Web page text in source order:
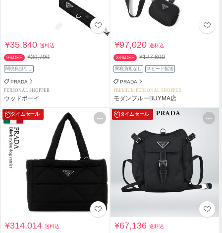
¥35,840送料込
9%OFF ¥39,790
関税負担なし
PRADA
PERSONAL SHOPPER
ウッドボーイ
¥97,020送料込
23%OFF ¥127,600
関税負担なし スピード配送
PRADA
PREMIUM PERSONAL SHOPPER
モダンブルーBUYMA店
タイムセール
¥314,014送料込
タイムセール
¥67,136送料込